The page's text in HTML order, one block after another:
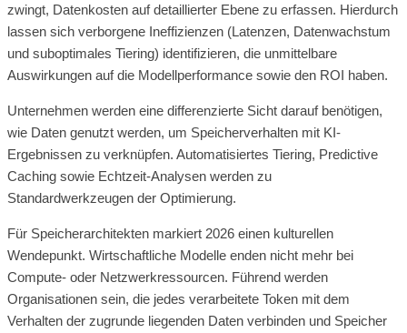
zwingt, Datenkosten auf detaillierter Ebene zu erfassen. Hierdurch
lassen sich verborgene Ineffizienzen (Latenzen, Datenwachstum
und suboptimales Tiering) identifizieren, die unmittelbare
Auswirkungen auf die Modellperformance sowie den ROI haben.
Unternehmen werden eine differenzierte Sicht darauf benötigen,
wie Daten genutzt werden, um Speicherverhalten mit KI-
Ergebnissen zu verknüpfen. Automatisiertes Tiering, Predictive
Caching sowie Echtzeit-Analysen werden zu
Standardwerkzeugen der Optimierung.
Für Speicherarchitekten markiert 2026 einen kulturellen
Wendepunkt. Wirtschaftliche Modelle enden nicht mehr bei
Compute- oder Netzwerkressourcen. Führend werden
Organisationen sein, die jedes verarbeitete Token mit dem
Verhalten der zugrunde liegenden Daten verbinden und Speicher